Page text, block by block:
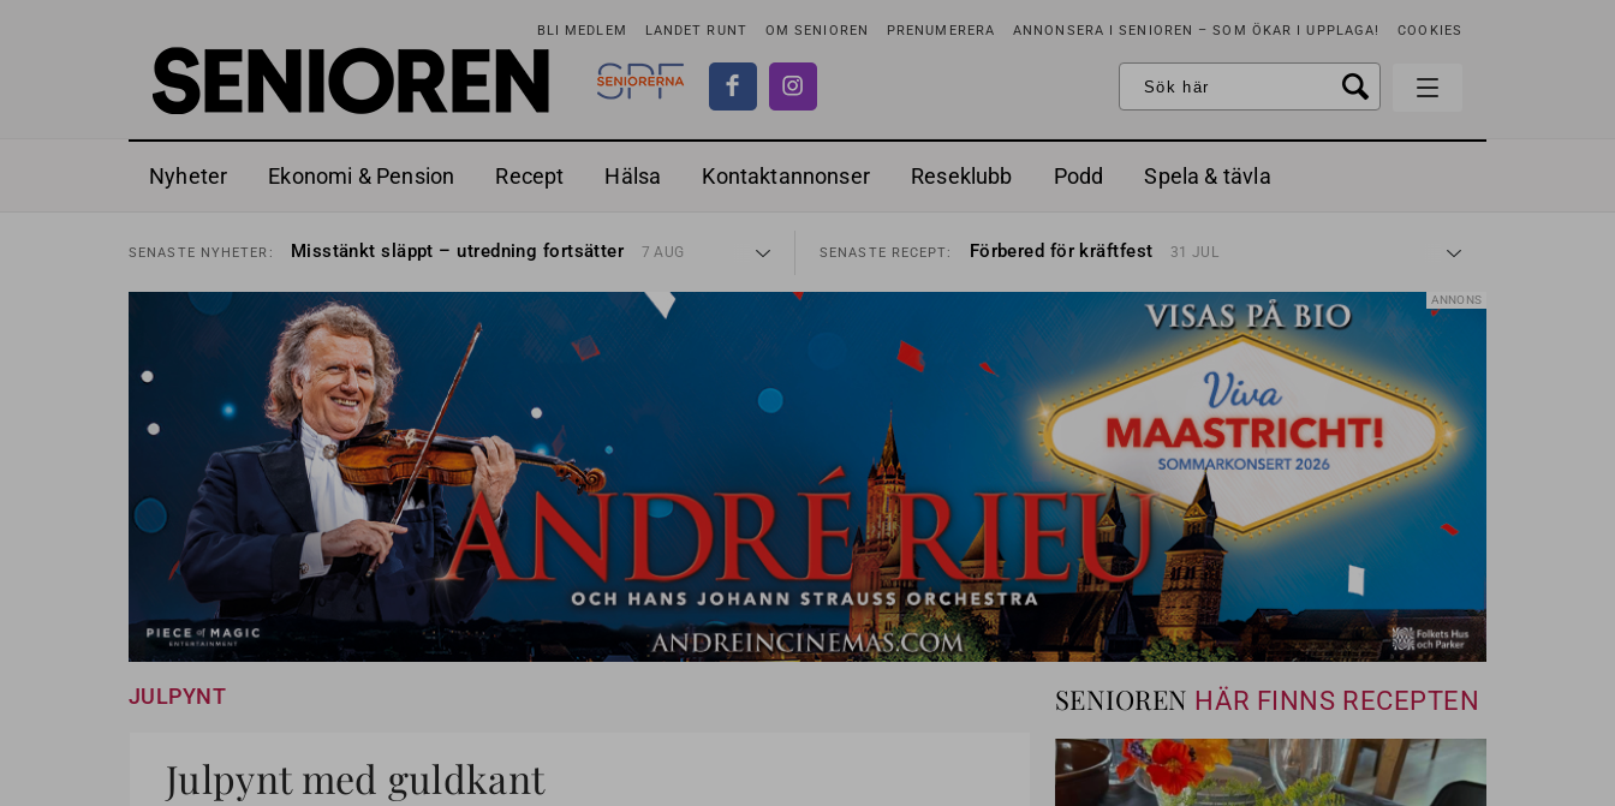
BLI MEDLEM LANDET RUNT OM SENIOREN PRENUMERERA ANNONSERA I SENIOREN – SOM ÖKAR I UPPLAGA! COOKIES
Nyheter Ekonomi & Pension Recept Hälsa Kontaktannonser Reseklubb Podd Spela & tävla
SENASTE NYHETER: Misstänkt släppt – utredning fortsätter 7 AUG
SENASTENYHETER: Kravet: Nu måste 65-årsgränsen bort 30 JUL
SENASTENYHETER: Dom öppnar för rätt till garantipension 30 JUL
Snart kan telefonförsäljning förbjudas i Sverige
NYHETER: Hyror rusar ifrån äldres bostadstillägg
SENASTE NYHETER: Liten höjning av garantipensionen
SENASTE NYHETER: Misstänkt släppt – utredning fortsätter
SENASTE RECEPT: Förbered för kräftfest 31 JUL
SENASTE RECEPT: Sommarmat på stora fat 3 JUL
Timjankokta jordgubbar med vaniljglass 18 JUN
Mycket smak med örter 13 JUN
SENASTE RECEPT: Mums med munsbitar 3 MAJ
SENASTE RECEPT: Ranchdipp med gräddfil, dill och persilja 2 MAJ
Förbered för kräftfest 31 JUL
ANNONS
JULPYNT
Julpynt med guldkant
SENIOREN HÄR FINNS RECEPTEN